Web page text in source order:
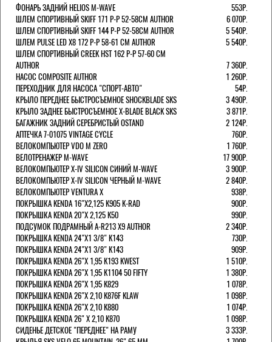
ФОНАРЬ ЗАДНИЙ HELIOS M-WAVE
553Р.
ШЛЕМ СПОРТИВНЫЙ SKIFF 171 Р-Р 52-58СМ AUTHOR
6 070Р.
ШЛЕМ СПОРТИВНЫЙ SKIFF 144 Р-Р 52-58СМ AUTHOR
5 540Р.
ШЛЕМ PULSE LED X8 172 Р-Р 58-61 СМ AUTHOR
5 540Р.
ШЛЕМ СПОРТИВНЫЙ CREEK HST 162 Р-Р 57-60 СМ
AUTHOR
7 360Р.
НАСОС COMPOSITE AUTHOR
1 260Р.
ПЕРЕХОДНИК ДЛЯ НАСОСА "СПОРТ-АВТО"
54Р.
КРЫЛО ПЕРЕДНЕЕ БЫСТРОСЪЕМНОЕ SHOCKBLADE SKS
3 490Р.
КРЫЛО ЗАДНЕЕ БЫСТРОСЪЕМНОЕ X-BLADE BLACK SKS
3 871Р.
БАГАЖНИК ЗАДНИЙ СЕРЕБРИСТЫЙ OSTAND
2 124Р.
АПТЕЧКА 7-01075 VINTAGE CYCLE
760Р.
ВЕЛОКОМПЬЮТЕР VDO M ZERO
1 760Р.
ВЕЛОТРЕНАЖЕР M-WAVE
17 900Р.
ВЕЛОКОМПЬЮТЕР X-IV SILICON СИНИЙ M-WAVE
3 900Р.
ВЕЛОКОМПЬЮТЕР X-IV SILICON ЧЕРНЫЙ M-WAVE
2 840Р.
ВЕЛОКОМПЬЮТЕР VENTURA Х
938Р.
ПОКРЫШКА KENDA 16"Х2,125 K905 K-RAD
900Р.
ПОКРЫШКА KENDA 20"Х 2,125 K50
990Р.
ПОДСУМОК ПОДРАМНЫЙ A-R213 X9 AUTHOR
2 340Р.
ПОКРЫШКА KENDA 24"Х1 3/8" K143
730Р.
ПОКРЫШКА KENDA 24"Х1 3/8" K143
909Р.
ПОКРЫШКА KENDA 26"Х 1,95 K193 KWEST
1 510Р.
ПОКРЫШКА KENDA 26"Х 1,95 K1104 50 FIFTY
1 380Р.
ПОКРЫШКА KENDA 26"Х 1,95 K829
1 078Р.
ПОКРЫШКА KENDA 26"Х 2,10 K876F KLAW
1 098Р.
ПОКРЫШКА KENDA 26"Х 2,10 K880
1 074Р.
ПОКРЫШКА KENDA 26" Х 2,10 K870
1 098Р.
СИДЕНЬЕ ДЕТСКОЕ "ПЕРЕДНЕЕ" НА РАМУ
3 333Р.